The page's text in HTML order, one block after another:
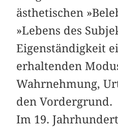
ästhetischen
»Lebens des
Eigenständigkeit
erhaltenden
Wahrnehmung,
den Vordergrund.
Im 19.